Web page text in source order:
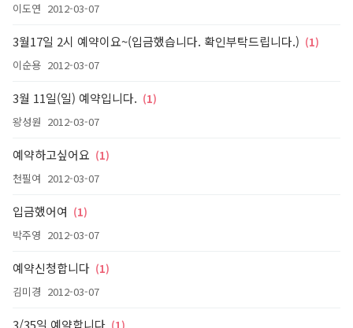
이도연 2012-03-07
3월17일 2시 예약이요~(입금했습니다. 확인부탁드립니다.) (1)
이순용 2012-03-07
3월 11일(일) 예약입니다. (1)
왕성원 2012-03-07
예약하고싶어요 (1)
천필여 2012-03-07
입금했어여 (1)
박주영 2012-03-07
예약신청합니다 (1)
김미경 2012-03-07